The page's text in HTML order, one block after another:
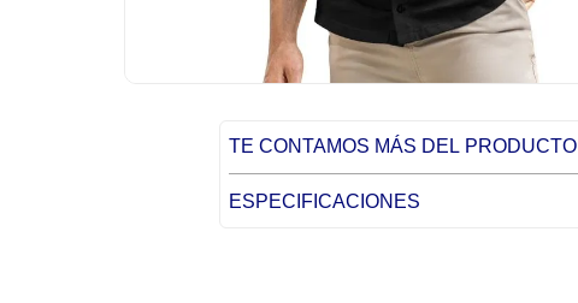
TE CONTAMOS MÁS DEL PRODUCTO
ESPECIFICACIONES